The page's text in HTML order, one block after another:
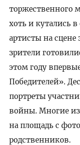
торжественного
хоть и кутались
артисты на
зрители
этом году
Победителей».
портреты
войны. Многие из
на площадь с
родственников.